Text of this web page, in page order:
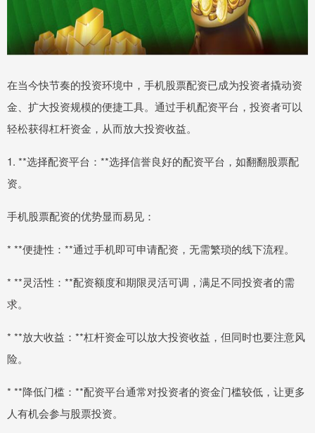
在当今快节奏的投资环境中，手机股票配资已成为投资者撬动资
金、扩大投资规模的便捷工具。通过手机配资平台，投资者可以
轻松获得杠杆资金，从而放大投资收益。
1. **选择配资平台：**选择信誉良好的配资平台，如翻翻股票配
资。
手机股票配资的优势显而易见：
* **便捷性：**通过手机即可申请配资，无需繁琐的线下流程。
* **灵活性：**配资额度和期限灵活可调，满足不同投资者的需
求。
* **放大收益：**杠杆资金可以放大投资收益，但同时也要注意风
险。
* **降低门槛：**配资平台通常对投资者的资金门槛较低，让更多
人有机会参与股票投资。